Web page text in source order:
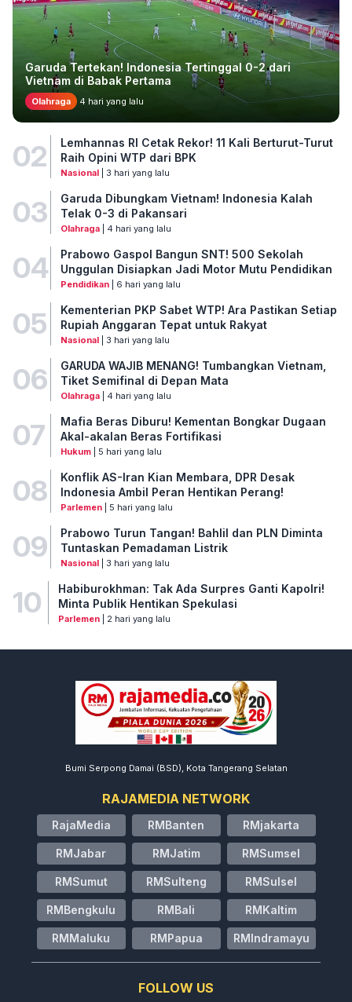
Garuda Tertekan! Indonesia Tertinggal 0-2 dari
Vietnam di Babak Pertama
Olahraga 4 hari yang lalu
02
Lemhannas RI Cetak Rekor! 11 Kali Berturut-Turut
Raih Opini WTP dari BPK
Nasional| 3 hari yang lalu
03
Garuda Dibungkam Vietnam! Indonesia Kalah
Telak 0-3 di Pakansari
Olahraga| 4 hari yang lalu
04
Prabowo Gaspol Bangun SNT! 500 Sekolah
Unggulan Disiapkan Jadi Motor Mutu Pendidikan
Pendidikan| 6 hari yang lalu
05
Kementerian PKP Sabet WTP! Ara Pastikan Setiap
Rupiah Anggaran Tepat untuk Rakyat
Nasional| 3 hari yang lalu
06
GARUDA WAJIB MENANG! Tumbangkan Vietnam,
Tiket Semifinal di Depan Mata
Olahraga| 4 hari yang lalu
07
Mafia Beras Diburu! Kementan Bongkar Dugaan
Akal-akalan Beras Fortifikasi
Hukum| 5 hari yang lalu
08
Konflik AS-Iran Kian Membara, DPR Desak
Indonesia Ambil Peran Hentikan Perang!
Parlemen| 5 hari yang lalu
09
Prabowo Turun Tangan! Bahlil dan PLN Diminta
Tuntaskan Pemadaman Listrik
Nasional| 3 hari yang lalu
10
Habiburokhman: Tak Ada Surpres Ganti Kapolri!
Minta Publik Hentikan Spekulasi
Parlemen| 2 hari yang lalu
Bumi Serpong Damai (BSD), Kota Tangerang Selatan
RAJAMEDIA NETWORK
RajaMedia RMBanten RMjakarta
RMJabar RMJatim RMSumsel
RMSumut RMSulteng RMSulsel
RMBengkulu RMBali RMKaltim
RMMaluku RMPapua RMIndramayu
FOLLOW US